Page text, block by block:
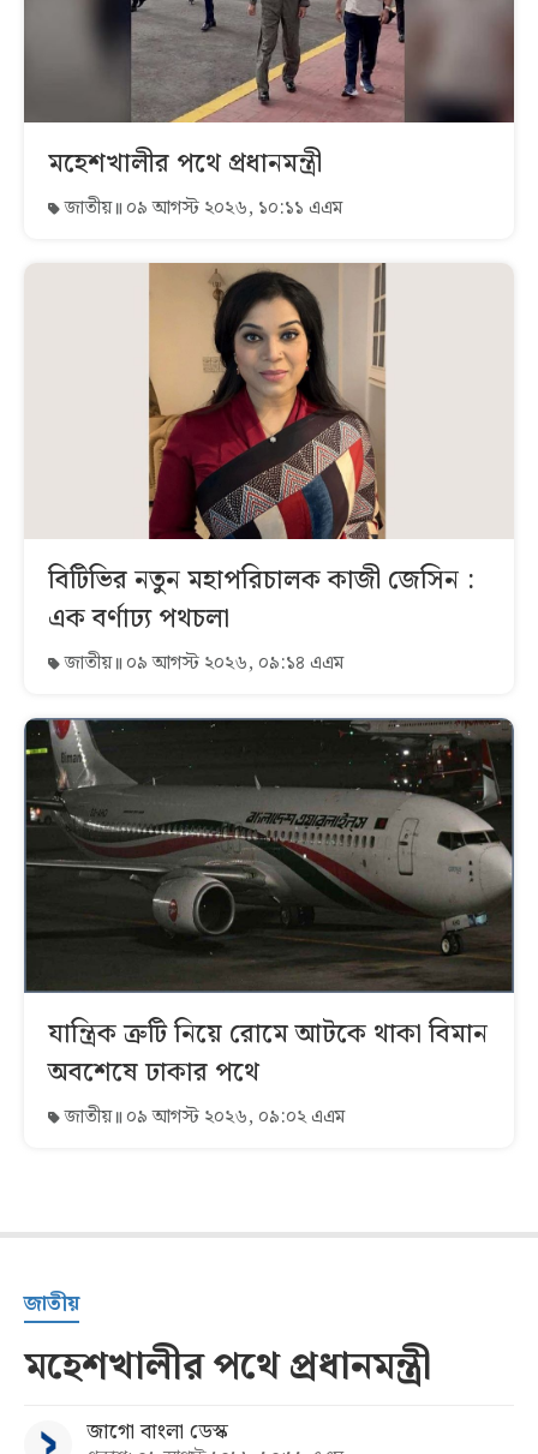
মহেশখালীর পথে প্রধানমন্ত্রী
জাতীয় ০৯ আগস্ট ২০২৬, ১০:১১ এএম
বিটিভির নতুন মহাপরিচালক কাজী জেসিন :
এক বর্ণাঢ্য পথচলা
জাতীয় ০৯ আগস্ট ২০২৬, ০৯:১৪ এএম
যান্ত্রিক ত্রুটি নিয়ে রোমে আটকে থাকা বিমান
অবশেষে ঢাকার পথে
জাতীয় ০৯ আগস্ট ২০২৬, ০৯:০২ এএম
জাতীয়
মহেশখালীর পথে প্রধানমন্ত্রী
জাগো বাংলা ডেস্ক